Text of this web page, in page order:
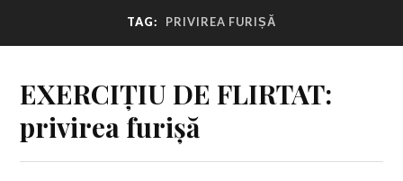
TAG: PRIVIREA FURIȘĂ
EXERCIȚIU DE FLIRTAT:
privirea furișă